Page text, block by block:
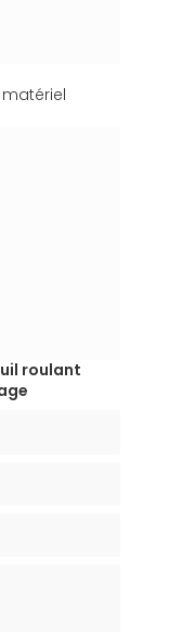
roulant